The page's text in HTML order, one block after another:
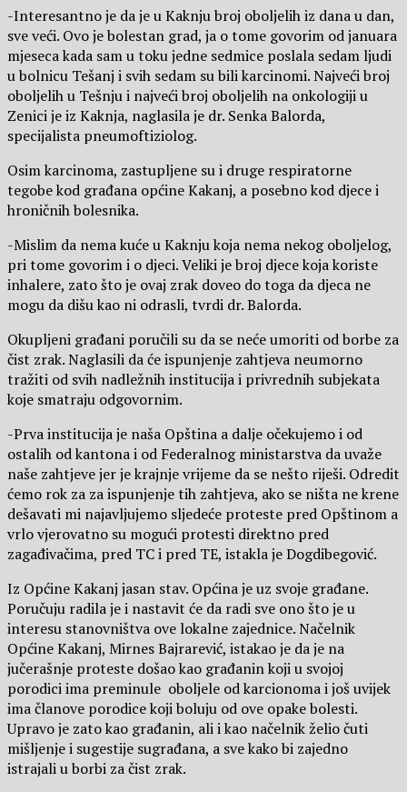
-Interesantno je da je u Kaknju broj oboljelih iz dana u dan,
sve veći. Ovo je bolestan grad, ja o tome govorim od januara
mjeseca kada sam u toku jedne sedmice poslala sedam ljudi
u bolnicu Tešanj i svih sedam su bili karcinomi. Najveći broj
oboljelih u Tešnju i najveći broj oboljelih na onkologiji u
Zenici je iz Kaknja, naglasila je dr. Senka Balorda,
specijalista pneumoftiziolog.
Osim karcinoma, zastupljene su i druge respiratorne
tegobe kod građana općine Kakanj, a posebno kod djece i
hroničnih bolesnika.
-Mislim da nema kuće u Kaknju koja nema nekog oboljelog,
pri tome govorim i o djeci. Veliki je broj djece koja koriste
inhalere, zato što je ovaj zrak doveo do toga da djeca ne
mogu da dišu kao ni odrasli, tvrdi dr. Balorda.
Okupljeni građani poručili su da se neće umoriti od borbe za
čist zrak. Naglasili da će ispunjenje zahtjeva neumorno
tražiti od svih nadležnih institucija i privrednih subjekata
koje smatraju odgovornim.
-Prva institucija je naša Opština a dalje očekujemo i od
ostalih od kantona i od Federalnog ministarstva da uvaže
naše zahtjeve jer je krajnje vrijeme da se nešto riješi. Odredit
ćemo rok za za ispunjenje tih zahtjeva, ako se ništa ne krene
dešavati mi najavljujemo sljedeće proteste pred Opštinom a
vrlo vjerovatno su mogući protesti direktno pred
zagađivačima, pred TC i pred TE, istakla je Dogdibegović.
Iz Općine Kakanj jasan stav. Općina je uz svoje građane.
Poručuju radila je i nastavit će da radi sve ono što je u
interesu stanovništva ove lokalne zajednice. Načelnik
Općine Kakanj, Mirnes Bajrarević, istakao je da je na
jučerašnje proteste došao kao građanin koji u svojoj
porodici ima preminule oboljele od karcionoma i još uvijek
ima članove porodice koji boluju od ove opake bolesti.
Upravo je zato kao građanin, ali i kao načelnik želio čuti
mišljenje i sugestije sugrađana, a sve kako bi zajedno
istrajali u borbi za čist zrak.